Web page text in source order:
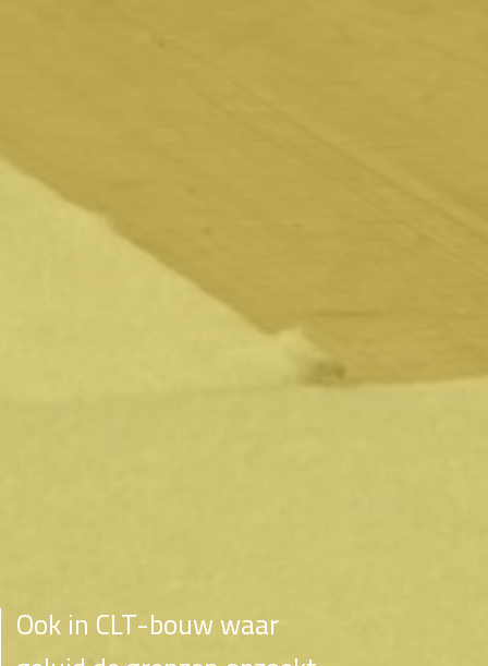
Ook in CLT-bouw waar